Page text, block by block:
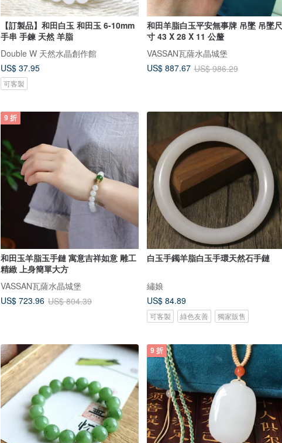
【訂製品】和田白玉 和田玉 6-10mm
手串 手鍊 天然 羊脂
Double W 天然水晶創作館
US$ 37.95
可客製
和田羊脂白玉平安無事牌 吊墜 吊墜尺
寸 43 X 28 X 11 公釐
VASSAN瓦薩水晶城堡
US$ 887.67 US$ 986.29
9 折
和田玉羊脂玉手鏈 寓意吉祥如意 雕工
精緻 上身簡單大方
VASSAN瓦薩水晶城堡
US$ 723.96 US$ 804.39
白玉手鐲羊脂白玉手環天然石手鏈
繡娘
US$ 84.89
可客製 綠色友善 獨家販售
9 折